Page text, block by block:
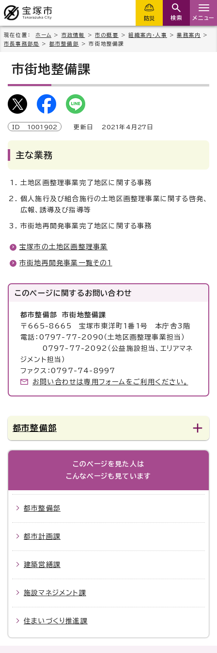
防災 検索 メニュー
現在位置： ホーム > 市政情報 >市の概要 >組織案内・人事 >業務案内
>
市長事務部局
> 都市整備部 > 市街地整備課
市街地整備課
ID 1001902 更新日 2021年4月 27 日
主な業務
土地区画整理事業完了地区に関する事務
個人施行及び組合施行の土地区画整理事業に関する啓発、
広報、誘導及び指導等
市街地再開発事業完了地区に関する事務
宝塚市の土地区画整理事業
市街地再開発事業一覧その1
このページに関するお問い合わせ
都市整備部 市街地整備課
〒665-8665 宝塚市東洋町1番1号 本庁舎3階
電話：0797-77-2090（土地区画整理事業担当）
0797-77-2092（公益施設担当、エリアマネ
ジメント担当）
ファクス：0797-74-8997
お問い合わせは専用フォームをご利用ください。
都市整備部
このページを見た人は
こんなページも見ています
都市整備部
都市計画課
建築営繕課
施設マネジメント課
住まいづくり推進課